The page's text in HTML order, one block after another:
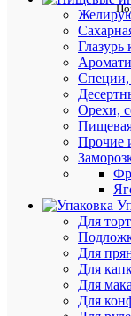
Глазурь
Специи,
Орехи,
Прочие
Для
Для
Для
Для
Для